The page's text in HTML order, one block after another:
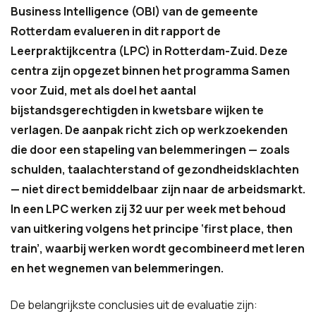
Business Intelligence (OBI) van de gemeente
Rotterdam evalueren in dit rapport de
Leerpraktijkcentra (LPC) in Rotterdam-Zuid. Deze
centra zijn opgezet binnen het programma Samen
voor Zuid, met als doel het aantal
bijstandsgerechtigden in kwetsbare wijken te
verlagen. De aanpak richt zich op werkzoekenden
die door een stapeling van belemmeringen — zoals
schulden, taalachterstand of gezondheidsklachten
— niet direct bemiddelbaar zijn naar de arbeidsmarkt.
In een LPC werken zij 32 uur per week met behoud
van uitkering volgens het principe ‘first place, then
train’, waarbij werken wordt gecombineerd met leren
en het wegnemen van belemmeringen.
De belangrijkste conclusies uit de evaluatie zijn: